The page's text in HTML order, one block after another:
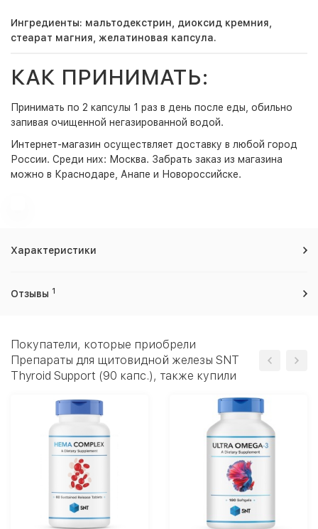
Ингредиенты: мальтодекстрин, диоксид кремния,
стеарат магния, желатиновая капсула.
КАК ПРИНИМАТЬ:
Принимать по 2 капсулы 1 раз в день после еды, обильно
запивая очищенной негазированной водой.
Интернет-магазин осуществляет доставку в любой город
России. Среди них: Москва. Забрать заказ из магазина
можно в Краснодаре, Анапе и Новороссийске.
Характеристики
Отзывы 1
Покупатели, которые приобрели
Препараты для щитовидной железы SNT
Thyroid Support (90 капс.), также купили